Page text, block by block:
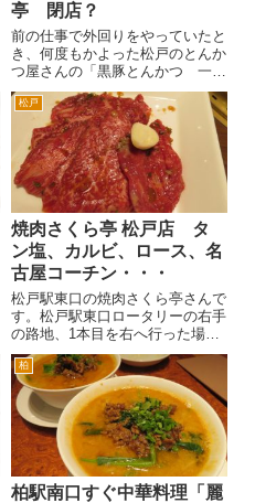
亭 閉店？
前の仕事で外回りをやっていたと
き、何度もかよった松戸のとんか
つ屋さんの「黒豚とんかつ 一色
亭」さん。ネットを見ていたら、
「閉店」との情報が掲載さていま
すね。と2014年8/31で閉店と
も。先日いったばかりなんです
が。 場所は、松戸の二十世...
松戸
焼肉さくら亭 松戸店 タ
ン塩、カルビ、ロース、名
古屋コーチン・・・
松戸駅東口の焼肉さくら亭さんで
す。松戸駅東口ロータリーの右手
の路地、1本目を右へ行った場合
は、突き当りを左折した左手付近
にあります。 2本目の三井住友銀
行を右折したら、最初の十字路を
右折した右手付近です。いずれも
2分程度です。 さくら亭さん...
柏
柏駅南口すぐ中華料理「麗